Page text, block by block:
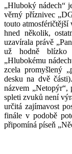
„Hluboký nádech“
věrný příznivec
touto atmosféričtější
hned několik,
uzavírala právě
už hodně blízko
„Hlubokému
zcela promyšlený
desku na dvě
názvem „Netopýr“,
spleti zvuků není
určitá zajímavost
finále v podobě
připomíná píseň